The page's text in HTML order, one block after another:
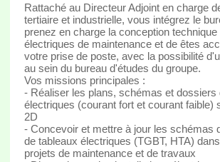
Rattaché au Directeur Adjoint en charge
tertiaire et industrielle, vous intégrez le
prenez en charge la conception
électriques de maintenance et de êtes
votre prise de poste, avec la possibilité
au sein du bureau d'études du groupe.
Vos missions principales :
- Réaliser les plans, schémas et dossiers
électriques (courant fort et courant faible)
2D
- Concevoir et mettre à jour les schémas
de tableaux électriques (TGBT, HTA)
projets de maintenance et de travaux